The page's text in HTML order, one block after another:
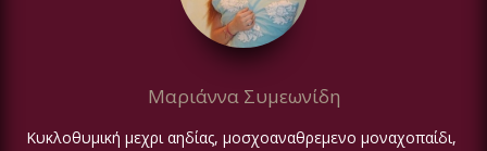
Μαριάννα Συμεωνίδη
Κυκλοθυμική μεχρι αηδίας, μοσχοαναθρεμενο μοναχοπαίδι,